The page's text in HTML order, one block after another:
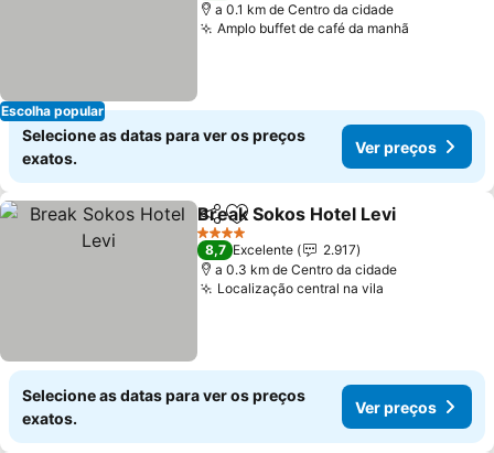
Escolha popular
a 0.1 km de Centro da cidade
Amplo buffet de café da manhã
Selecione as datas para ver os preços
exatos.
Ver preços
PartilharAdicionar aos favoritos
Break Sokos Hotel Levi
4 Estrelas
8,7 Excelente
2.917
a 0.3 km de Centro da cidade
Localização central na vila
Selecione as datas para ver os preços
exatos.
Ver preços